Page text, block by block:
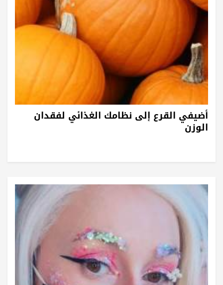
أضيفي القرع إلى نظامك الغذائي لفقدان
الوزن